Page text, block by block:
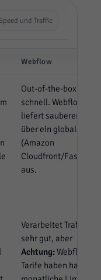
Speed und Traffic
Webflow
Out-of-the-box sehr
schnell. Webflow
liefert sauberen
über ein globales
(Amazon
Cloudfront/Fastly)
aus.
Verarbeitet Traffic
sehr gut, aber
Achtung:Webflow-
Tarife haben harte